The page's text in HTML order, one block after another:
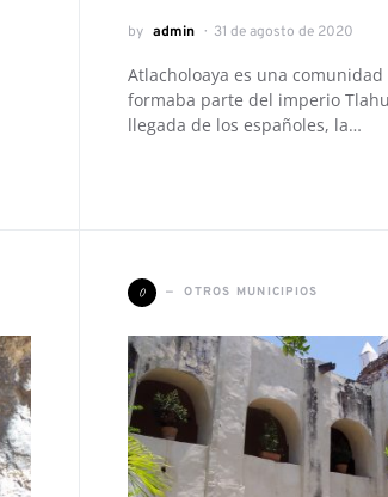
by admin 31 de agosto de 2020
Atlacholoaya es una
formaba parte del imperio
llegada de los españoles, la…
O OTROS MUNICIPIOS